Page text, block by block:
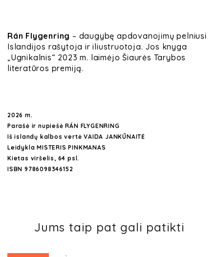
Rán Flygenring – daugybę apdovanojimų pelniusi
Islandijos rašytoja ir iliustruotoja. Jos knyga
„Ugnikalnis“ 2023 m. laimėjo Šiaurės Tarybos
literatūros premiją.
2026 m.
Parašė ir nupiešė RÁN FLYGENRING
Iš islandų kalbos vertė VAIDA JANKŪNAITĖ
Leidykla MISTERIS PINKMANAS
Kietas viršelis, 64 psl.
ISBN 9786098346152
Jums taip pat gali patikti